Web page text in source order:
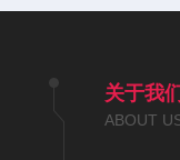
关于我们
ABOUT